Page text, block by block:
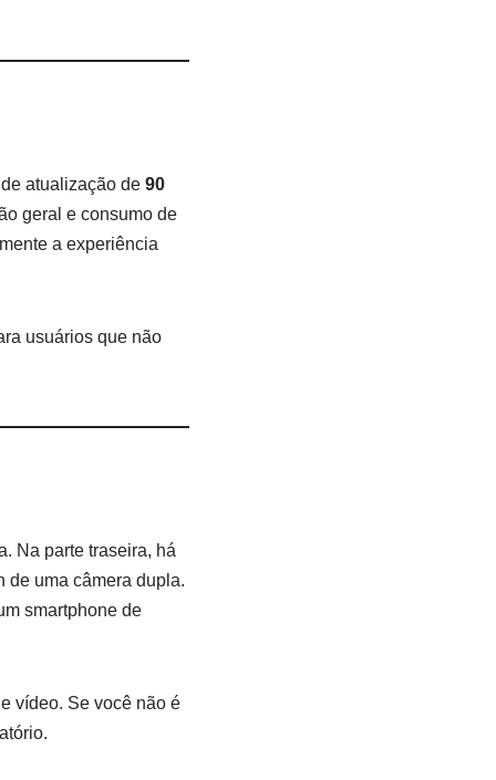
atualização de 90
geral e consumo de
a experiência
usuários que não
Na parte traseira, há
de uma câmera dupla.
smartphone de
vídeo. Se você não é